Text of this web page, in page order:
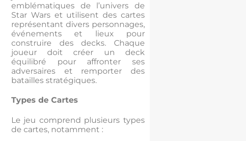
emblématiques de l’univers de
Star Wars et utilisent des cartes
représentant divers personnages,
événements et lieux pour
construire des decks. Chaque
joueur doit créer un deck
équilibré pour affronter ses
adversaires et remporter des
batailles stratégiques.
Types de Cartes
Le jeu comprend plusieurs types
de cartes, notamment :